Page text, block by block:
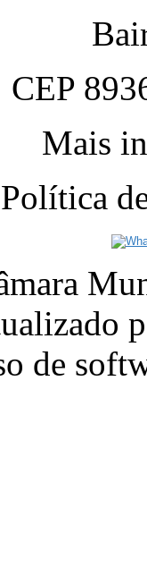
CEP
Mais
Política
de